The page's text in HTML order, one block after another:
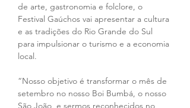
de arte, gastronomia e folclore, o
Festival Gaúchos vai apresentar a cultura
e as tradições do Rio Grande do Sul
para impulsionar o turismo e a economia
local.
“Nosso objetivo é transformar o mês de
setembro no nosso Boi Bumbá, o nosso
São João, e sermos reconhecidos no